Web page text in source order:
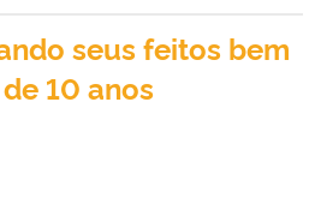
seus feitos bem
10 anos